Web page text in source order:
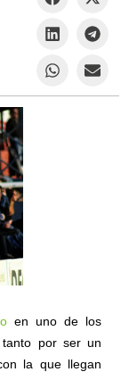
en uno de los
tanto por ser un
la que llegan